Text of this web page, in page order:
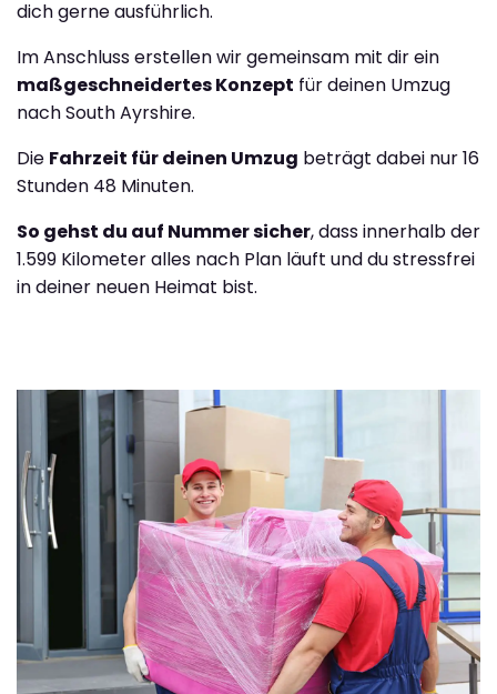
dich gerne ausführlich.
Im Anschluss erstellen wir gemeinsam mit dir ein
maßgeschneidertes Konzept für deinen Umzug
nach South Ayrshire.
Die Fahrzeit für deinen Umzug beträgt dabei nur 16
Stunden 48 Minuten.
So gehst du auf Nummer sicher, dass innerhalb der
1.599 Kilometer alles nach Plan läuft und du stressfrei
in deiner neuen Heimat bist.